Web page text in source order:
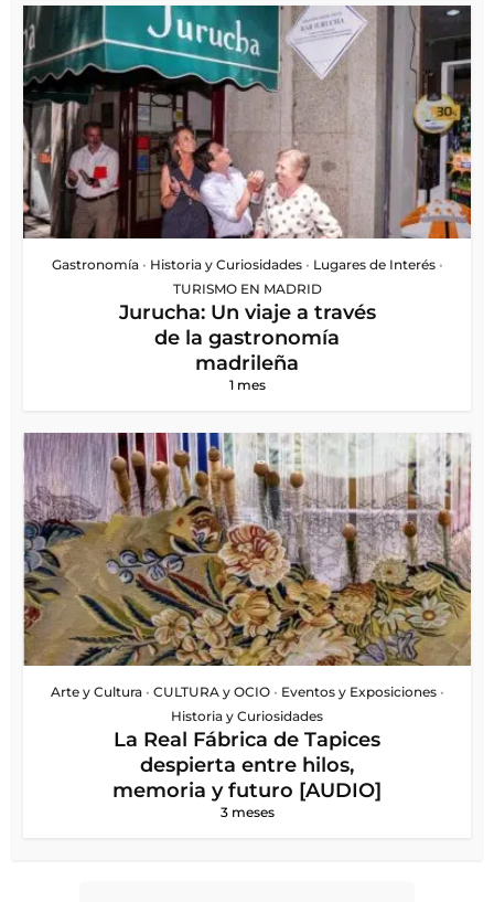
Gastronomía • Historia y Curiosidades • Lugares de Interés •
TURISMO EN MADRID
Jurucha: Un viaje a través
de la gastronomía
madrileña
1 mes
Arte y Cultura • CULTURA y OCIO • Eventos y Exposiciones •
Historia y Curiosidades
La Real Fábrica de Tapices
despierta entre hilos,
memoria y futuro [AUDIO]
3 meses